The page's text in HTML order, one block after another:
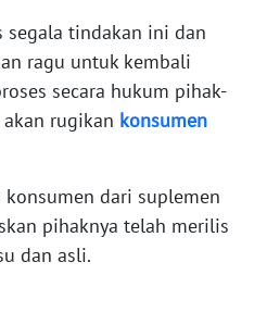
segala tindakan ini dan
ragu untuk kembali
secara hukum pihak-
rugikan konsumen
dari suplemen
pihaknya telah merilis
dan asli.